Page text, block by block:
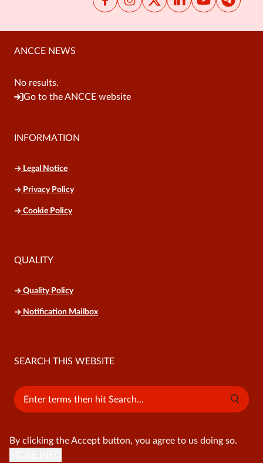
Hinweise für die Antragstellung Körung
Eigentümerwechsels (619)
züchtercode (700-802)
ANCCE NEWS
No results.
Go to the ANCCE website
INFORMATION
Legal Notice
Privacy Policy
Cookie Policy
QUALITY
Quality Policy
Notification Mailbox
SEARCH THIS WEBSITE
Search
By clicking the Accept button, you agree to us doing so.